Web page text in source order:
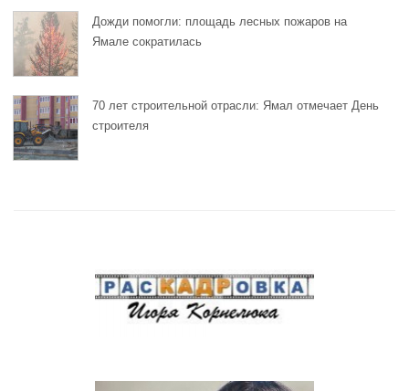
Дожди помогли: площадь лесных пожаров на
Ямале сократилась
70 лет строительной отрасли: Ямал отмечает День
строителя